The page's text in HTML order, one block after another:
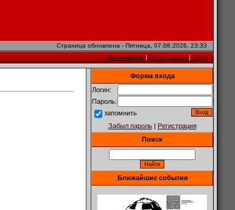
Страница обновлена - Пятница, 07.08.2026, 23:33
На главную|Регистрация|Вход
Форма входа
Логин:
Пароль:
запомнить
Забыл пароль| Регистрация
Поиск
Ближайшие события